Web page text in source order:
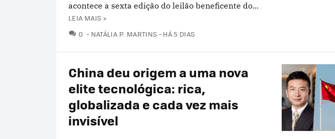
acontece a sexta edição do leilão beneficente do...
LEIA MAIS »
0 COMENTÁRIOS
NATÁLIA P. MARTINS HÁ 5 DIAS
China deu origem a uma nova
elite tecnológica: rica,
globalizada e cada vez mais
invisível